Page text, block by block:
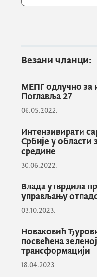
од надлежних
улогу појединца
средине у циљу
средине већ и
унапређења
заједнички
љепшу, свјетлију и
порука је
Она је напоменула
ефикасније
интензивирати
капацитета, на
нивоу, апсолутно
одговорности, од
Везани чланци:
МЕПГ одлучно за
Поглавља 27
06.05.2022.
Интензивирати
Србије у области
средине
30.06.2022.
Влада утврдила
управљању
03.10.2023.
Новаковић
посвећена
трансформацији
18.04.2023.